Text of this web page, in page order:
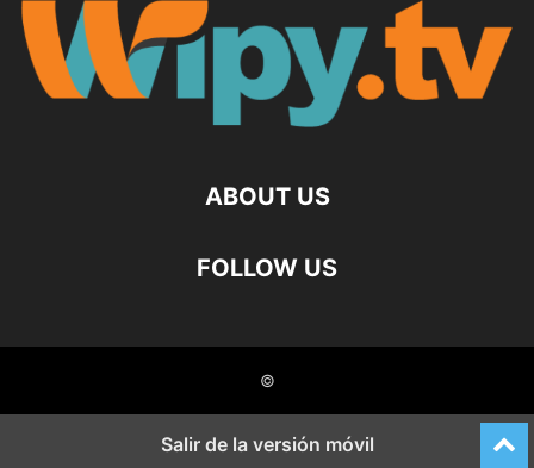
ABOUT US
FOLLOW US
©
Salir de la versión móvil